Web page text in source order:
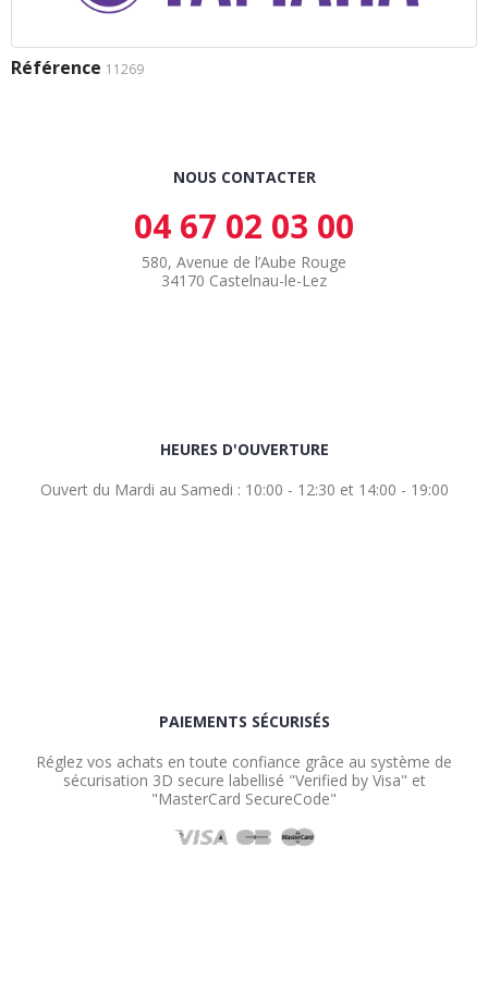
Référence 11269
NOUS CONTACTER
04 67 02 03 00
580, Avenue de l’Aube Rouge
34170 Castelnau-le-Lez
HEURES D'OUVERTURE
Ouvert du Mardi au Samedi : 10:00 - 12:30 et 14:00 - 19:00
PAIEMENTS SÉCURISÉS
Réglez vos achats en toute confiance grâce au système de
sécurisation 3D secure labellisé "Verified by Visa" et
"MasterCard SecureCode"